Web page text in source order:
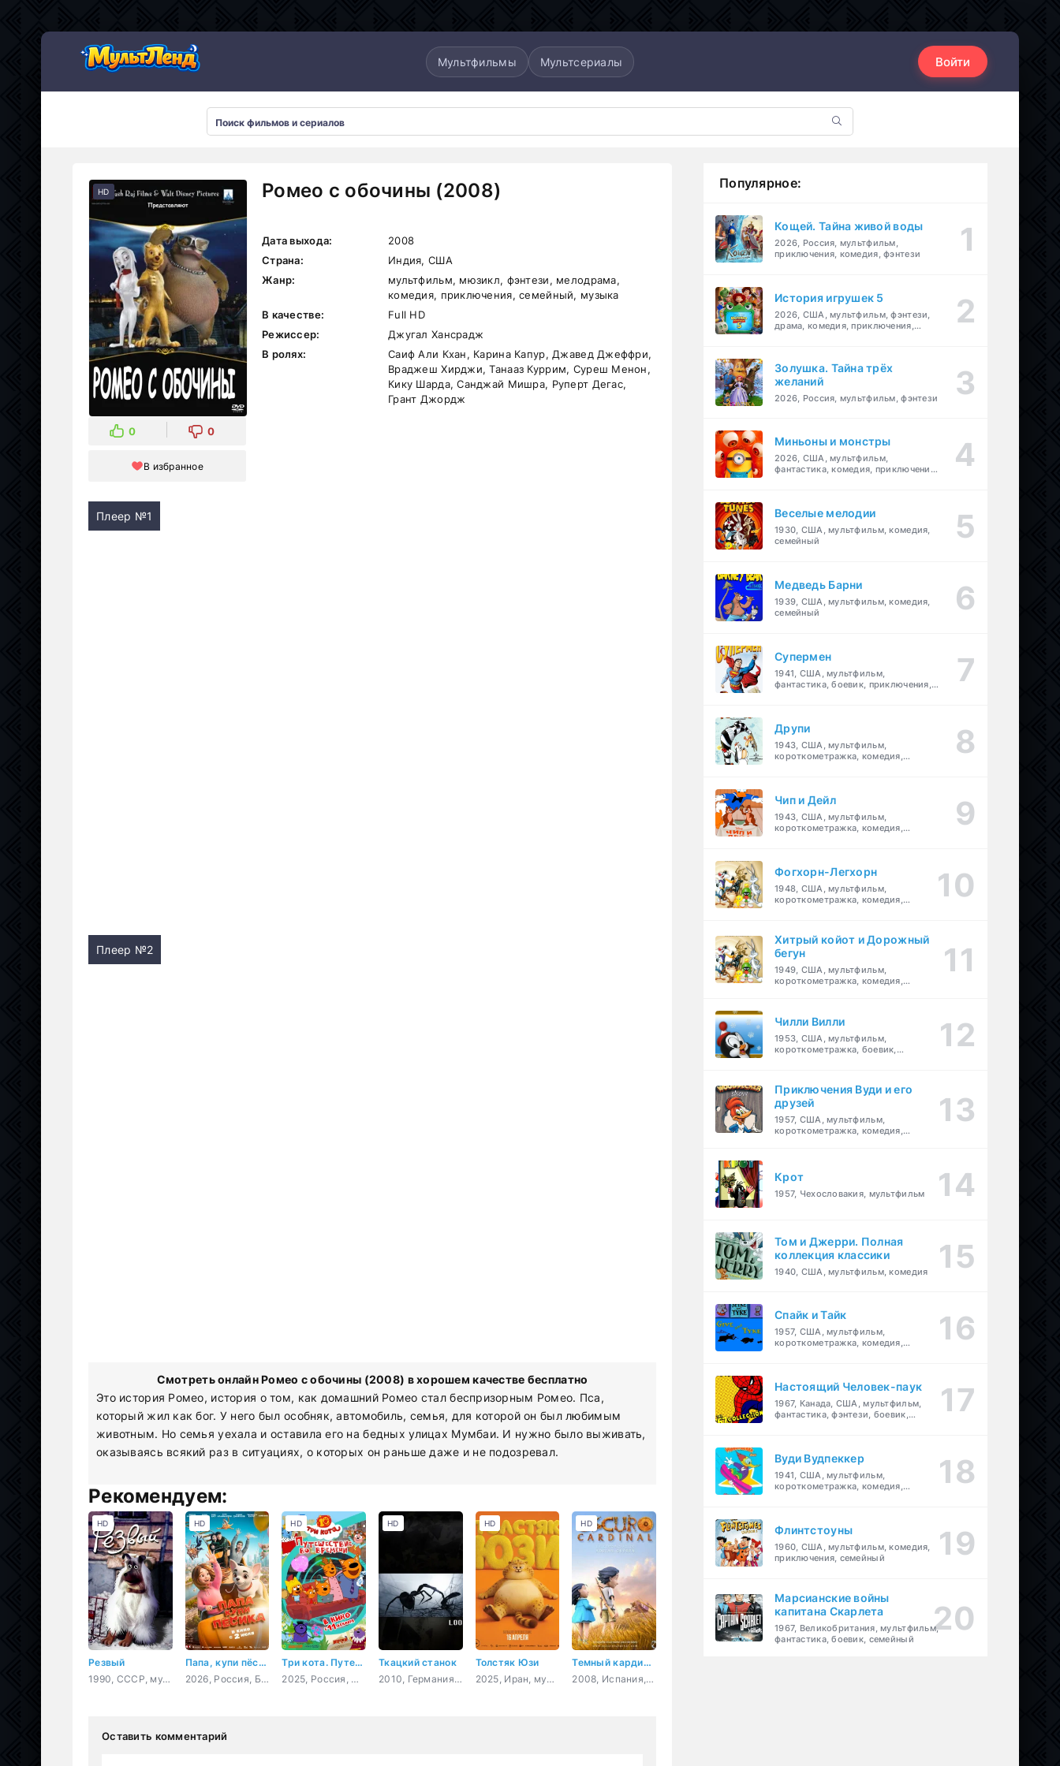
Мультфильмы Мультсериалы Войти
Ромео с обочины (2008)
HD
0 0
В избранное
Дата выхода:
2008
Страна:
Индия, США
Жанр:
мультфильм, мюзикл, фэнтези, мелодрама,
комедия, приключения, семейный, музыка
В качестве:
Full HD
Режиссер:
Джугал Хансрадж
В ролях:
Саиф Али Кхан, Карина Капур, Джавед Джеффри,
Враджеш Хирджи, Танааз Куррим, Суреш Менон,
Кику Шарда, Санджай Мишра, Руперт Дегас,
Грант Джордж
Плеер №1
Плеер №2
Смотреть онлайн Ромео с обочины (2008) в хорошем качестве бесплатно
Это история Ромео, история о том, как домашний Ромео стал беспризорным Ромео. Пса,
который жил как бог. У него был особняк, автомобиль, семья, для которой он был любимым
животным. Но семья уехала и оставила его на бедных улицах Мумбаи. И нужно было выживать,
оказываясь всякий раз в ситуациях, о которых он раньше даже и не подозревал.
Рекомендуем:
Резвый
1990, СССР, мультфильм, короткометражка
HD
Папа, купи пёсика
2026, Россия, Беларусь, мультфильм, семейный, приключения
HD
Три кота. Путешествие во времени
2025, Россия, мультфильм, детский
HD
Ткацкий станок
2010, Германия, мультфильм, короткометражка
HD
Толстяк Юзи
2025, Иран, мультфильм, приключения, комедия
HD
Темный кардинал
2008, Испания, мультфильм, короткометражка
HD
Оставить комментарий
Популярное:
Кощей. Тайна живой воды
2026, Россия, мультфильм,
приключения, комедия, фэнтези
История игрушек 5
2026, США, мультфильм, фэнтези,
драма, комедия, приключения,
Золушка. Тайна трёх
желаний
2026, Россия, мультфильм, фэнтези
Миньоны и монстры
2026, США, мультфильм,
фантастика, комедия, приключения,
Веселые мелодии
1930, США, мультфильм, комедия,
семейный
Медведь Барни
1939, США, мультфильм, комедия,
семейный
Супермен
1941, США, мультфильм,
фантастика, боевик, приключения,
Друпи
1943, США, мультфильм,
короткометражка, комедия,
Чип и Дейл
1943, США, мультфильм,
короткометражка, комедия,
Фогхорн-Легхорн
1948, США, мультфильм,
короткометражка, комедия,
Хитрый койот и Дорожный
бегун
1949, США, мультфильм,
короткометражка, комедия,
Чилли Вилли
1953, США, мультфильм,
короткометражка, боевик,
Приключения Вуди и его
друзей
1957, США, мультфильм,
короткометражка, комедия,
Крот
1957, Чехословакия, мультфильм
Том и Джерри. Полная
коллекция классики
1940, США, мультфильм, комедия
Спайк и Тайк
1957, США, мультфильм,
короткометражка, комедия,
Настоящий Человек-паук
1967, Канада, США, мультфильм,
фантастика, фэнтези, боевик,
Вуди Вудпеккер
1941, США, мультфильм,
короткометражка, комедия,
Флинтстоуны
1960, США, мультфильм, комедия,
приключения, семейный
Марсианские войны
капитана Скарлета
1967, Великобритания, мультфильм,
фантастика, боевик, семейный